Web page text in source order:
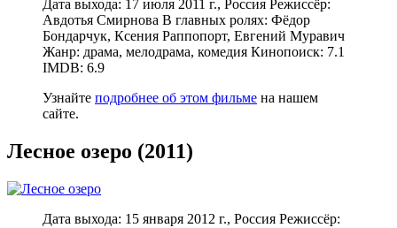
Дата выхода: 17 июля 2011 г., Россия Режиссёр:
Авдотья Смирнова В главных ролях: Фёдор
Бондарчук, Ксения Раппопорт, Евгений Муравич
Жанр: драма, мелодрама, комедия Кинопоиск: 7.1
IMDB: 6.9
Узнайте подробнее об этом фильме на нашем
сайте.
Лесное озеро (2011)
Дата выхода: 15 января 2012 г., Россия Режиссёр: